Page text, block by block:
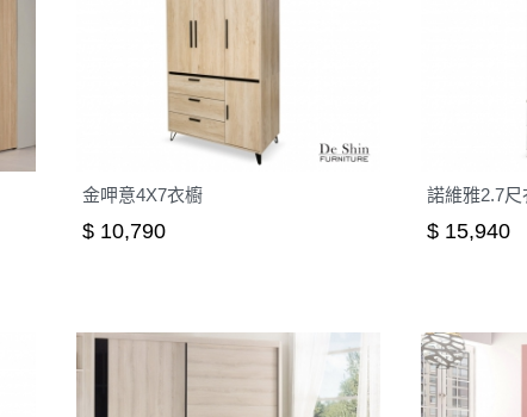
金呷意4X7衣櫥
$ 10,790
諾維雅2.7尺
$ 15,940